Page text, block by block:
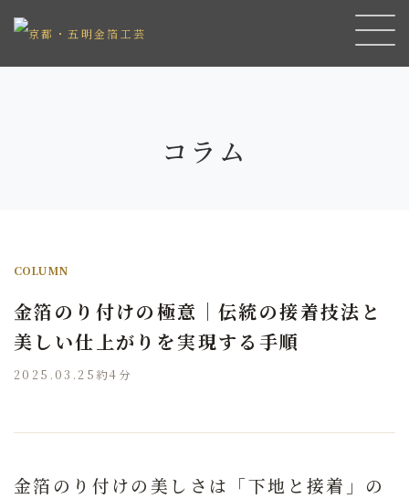
コラム
COLUMN
金箔のり付けの極意｜伝統の接着技法と
美しい仕上がりを実現する手順
2025.03.25 約4分
金箔のり付けの美しさは「下地と接着」の